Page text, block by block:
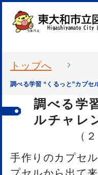
トップへ
調べる学習 “くるっと”カプセ
調べる学
ルチャレ
（
手作りのカプセ